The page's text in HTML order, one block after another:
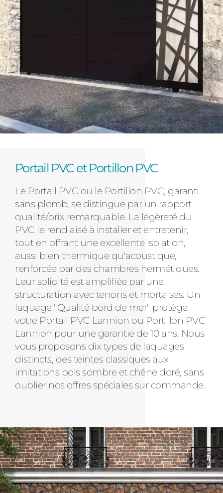
Portail PVC et Portillon PVC
Le Portail PVC ou le Portillon PVC, garanti
sans plomb, se distingue par un rapport
qualité/prix remarquable. La légèreté du
PVC le rend aisé à installer et entretenir,
tout en offrant une excellente isolation,
aussi bien thermique qu'acoustique,
renforcée par des chambres hermétiques.
Leur solidité est amplifiée par une
structuration avec tenons et mortaises. Un
laquage "Qualité bord de mer" protège
votre Portail PVC Lannion ou Portillon PVC
Lannion pour une garantie de 10 ans. Nous
vous proposons dix types de laquages
distincts, des teintes classiques aux
imitations bois sombre et chêne doré, sans
oublier nos offres spéciales sur commande.